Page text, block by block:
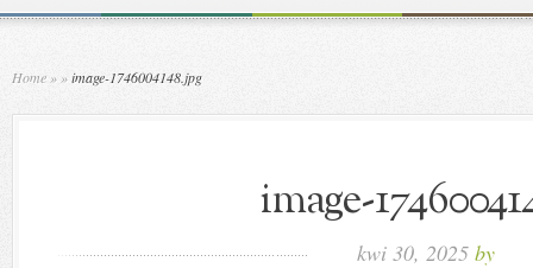
Home » »image-1746004148.jpg
image-
kwi 30, 2025 by